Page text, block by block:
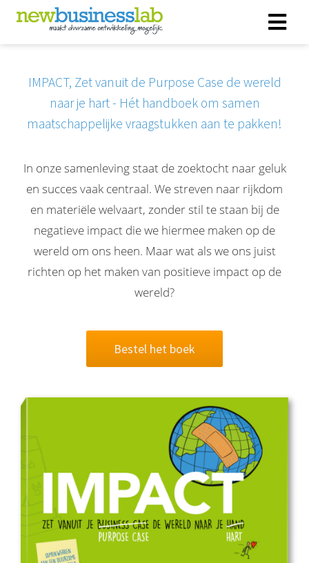
IMPACT, Zet vanuit de Purpose Case de wereld
naar je hart - Hét handboek om samen
maatschappelijke vraagstukken aan te pakken!
In onze samenleving staat de zoektocht naar geluk
en succes vaak centraal. We streven naar rijkdom
en materiële welvaart, zonder stil te staan bij de
negatieve impact die we hiermee maken op de
wereld om ons heen. Maar wat als we ons juist
richten op het maken van positieve impact op de
wereld?
Bestel het boek